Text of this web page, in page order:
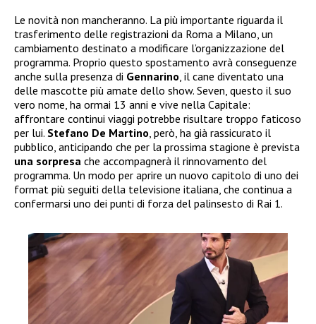
Le novità non mancheranno. La più importante riguarda il
trasferimento delle registrazioni da Roma a Milano, un
cambiamento destinato a modificare l’organizzazione del
programma. Proprio questo spostamento avrà conseguenze
anche sulla presenza di Gennarino, il cane diventato una
delle mascotte più amate dello show. Seven, questo il suo
vero nome, ha ormai 13 anni e vive nella Capitale:
affrontare continui viaggi potrebbe risultare troppo faticoso
per lui. Stefano De Martino, però, ha già rassicurato il
pubblico, anticipando che per la prossima stagione è prevista
una sorpresa che accompagnerà il rinnovamento del
programma. Un modo per aprire un nuovo capitolo di uno dei
format più seguiti della televisione italiana, che continua a
confermarsi uno dei punti di forza del palinsesto di Rai 1.